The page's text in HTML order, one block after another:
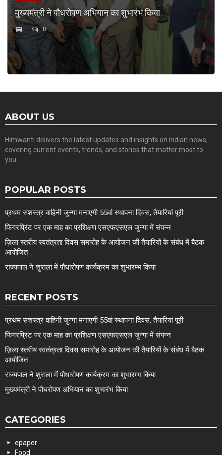
मुख्यमंत्री ने पौधरोपण अभियान का शुभारंभ किया
0
ABOUT US
Himwanti delivers the latest updates and insights on Indian news,
covering current events, trends, and stories that matter most to
you.
POPULAR POSTS
प्रथम सशस्त्र वाहिनी जुन्गा मनाएगी 55वां स्थापना दिवस, तैयारियां पूरी
फिंगरप्रिंट पर एक माह का प्रशिक्षण एसएफएसएल जुन्गा में संपन्न
ज़िला स्तरीय स्वतंत्रता दिवस समारोह के आयोजन की तैयारियों के संबंध में बैठक
आयोजित
राज्यपाल ने शुराला में पौधारोपण कार्यक्रम का शुभारम्भ किया
RECENT POSTS
प्रथम सशस्त्र वाहिनी जुन्गा मनाएगी 55वां स्थापना दिवस, तैयारियां पूरी
फिंगरप्रिंट पर एक माह का प्रशिक्षण एसएफएसएल जुन्गा में संपन्न
ज़िला स्तरीय स्वतंत्रता दिवस समारोह के आयोजन की तैयारियों के संबंध में बैठक
आयोजित
राज्यपाल ने शुराला में पौधारोपण कार्यक्रम का शुभारम्भ किया
मुख्यमंत्री ने पौधरोपण अभियान का शुभारंभ किया
CATEGORIES
epaper
Food